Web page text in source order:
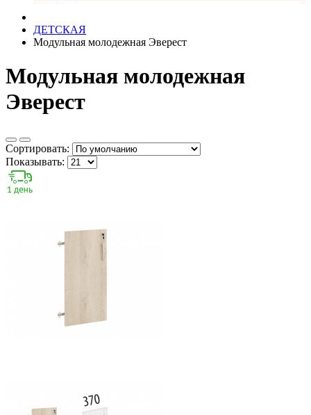
ДЕТСКАЯ
Модульная молодежная Эверест
Модульная молодежная
Эверест
Сортировать:
Показывать: